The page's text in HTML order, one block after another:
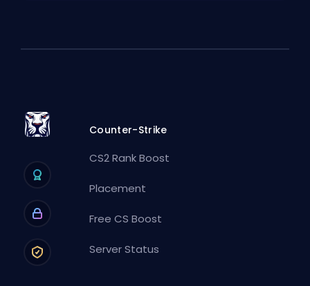
Counter-Strike
CS2 Rank Boost
Placement
Free CS Boost
Server Status